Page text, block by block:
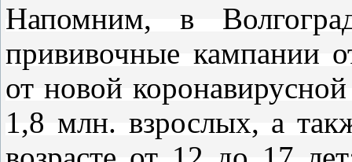
Напомним, в
прививочные кампании
от новой
1,8 млн. взрослых, а